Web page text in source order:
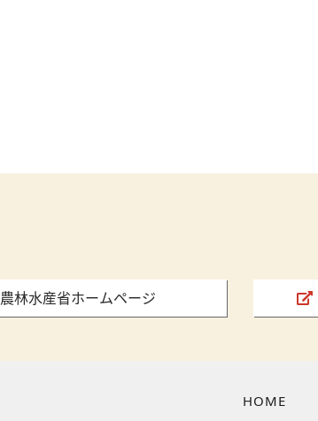
農林水産省ホームページ
HOME